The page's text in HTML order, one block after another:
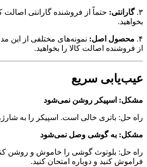
حتماً از فروشنده گارانتی اصالت کالا و
اصل:نمونه‌های مختلفی از این مدل در
اصالت کالا را بخواهید.
سریع
روشن نمی‌شود
باتری خالی است. اسپیکر را به شارژر بزنید.
به گوشی وصل نمی‌شود
بلوتوث گوشی را خاموش و روشن کنید.
کنید و دوباره امتحان کنید.